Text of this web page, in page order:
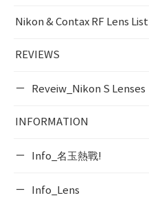
Nikon & Contax RF Lens List
REVIEWS
Reveiw_Nikon S Lenses
INFORMATION
Info_名玉熱戰!
Info_Lens